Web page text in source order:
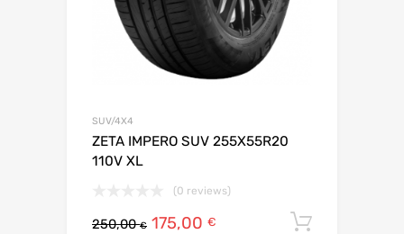
SUV/4X4
ZETA IMPERO SUV 255X55R20
110V XL
(0 reviews)
250,00€ 175,00 €